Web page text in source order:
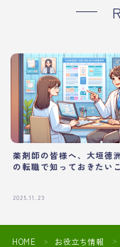
薬剤師の皆様へ、大垣徳
の転職で知っておきたい
2025.11.23
HOME ＞ お役立ち情報 ＞